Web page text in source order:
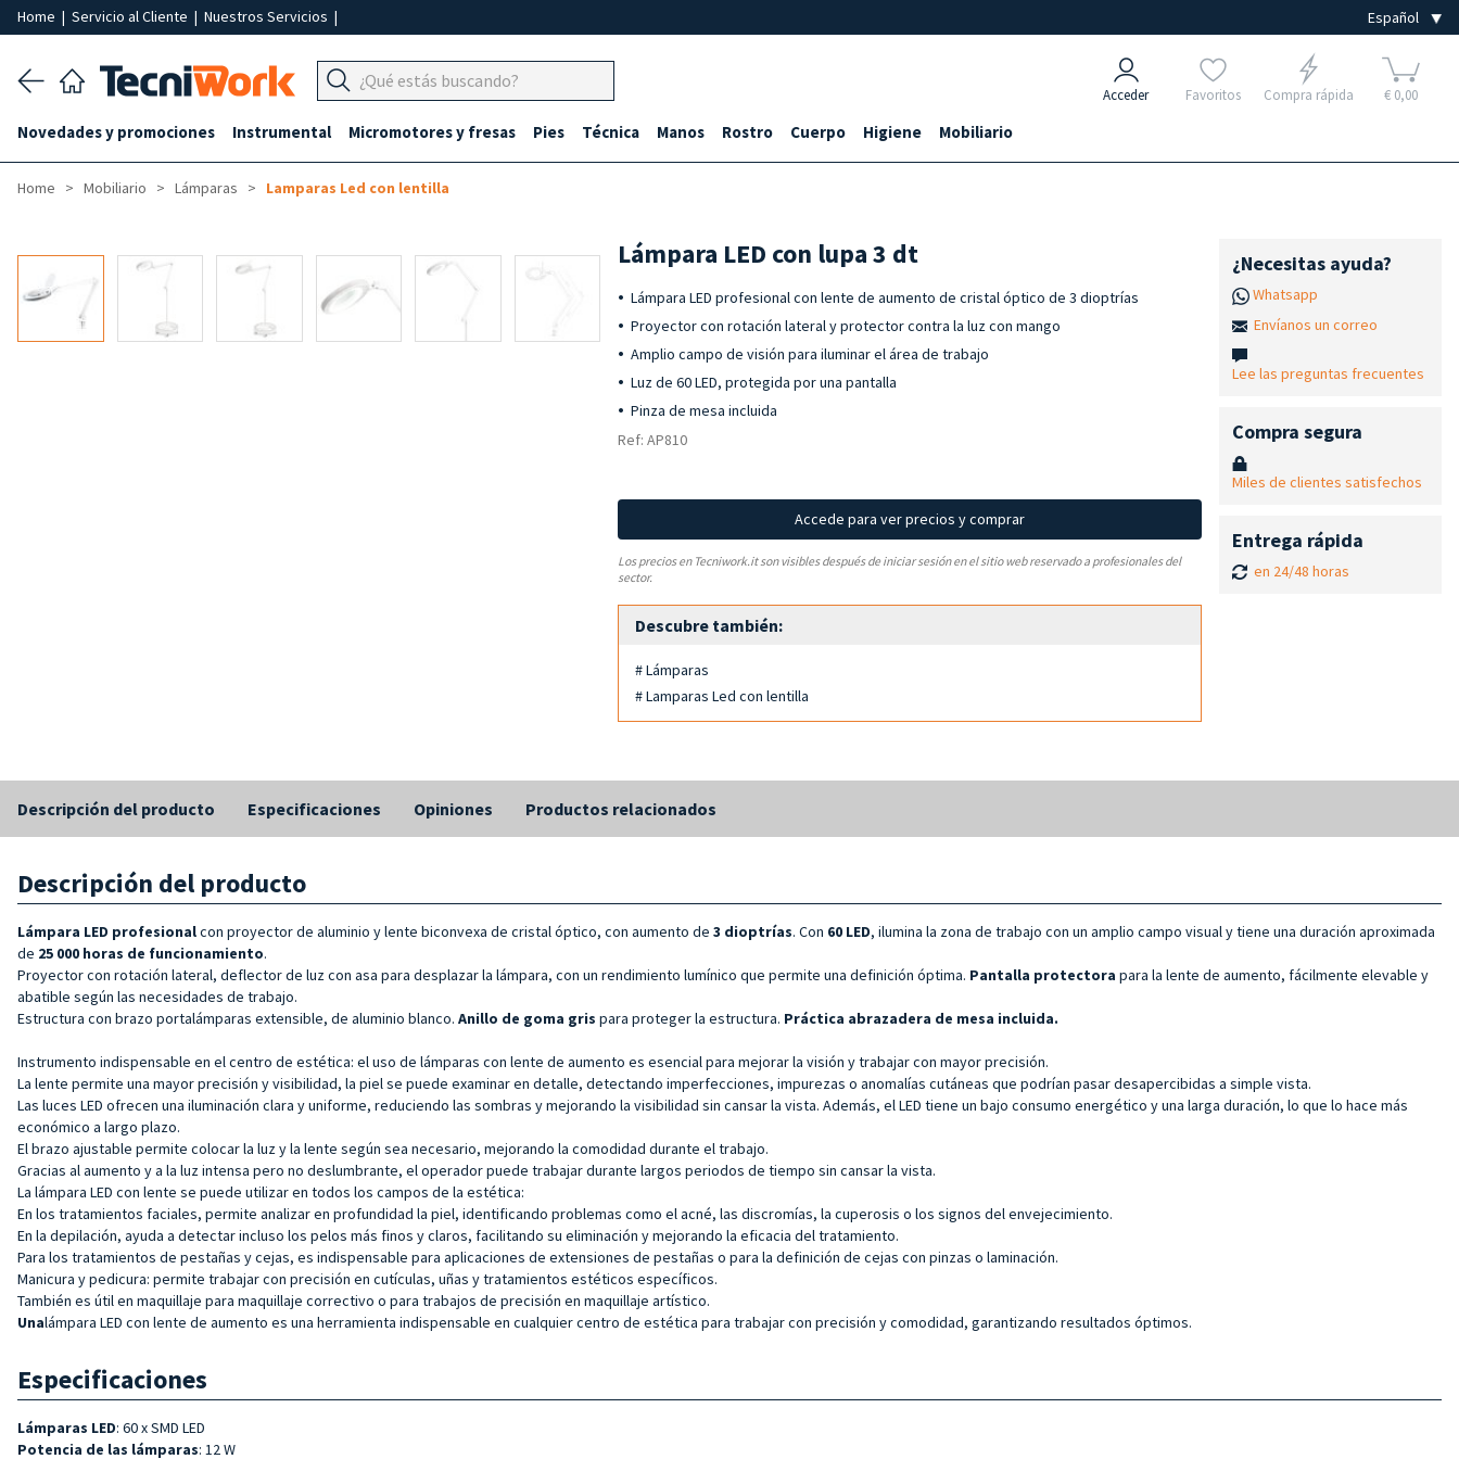
Home | Servicio al Cliente | Nuestros Servicios |
Acceder Favoritos Compra rápida € 0,00
Novedades y promociones Instrumental Micromotores y fresas Pies Técnica Manos Rostro Cuerpo Higiene Mobiliario
Home Mobiliario Lámparas Lamparas Led con lentilla
Lámpara LED con lupa 3 dt
Lámpara LED profesional con lente de aumento de cristal óptico de 3 dioptrías
Proyector con rotación lateral y protector contra la luz con mango
Amplio campo de visión para iluminar el área de trabajo
Luz de 60 LED, protegida por una pantalla
Pinza de mesa incluida
Ref: AP810
Accede para ver precios y comprar
Los precios en Tecniwork.it son visibles después de iniciar sesión en el sitio web reservado a profesionales del
sector.
Descubre también:
# Lámparas
# Lamparas Led con lentilla
¿Necesitas ayuda?
Whatsapp
Envíanos un correo
Lee las preguntas frecuentes
Compra segura
Miles de clientes satisfechos
Entrega rápida
en 24/48 horas
Descripción del producto Especificaciones Opiniones Productos relacionados
Descripción del producto
Lámpara LED profesionalcon proyector de aluminio y lente biconvexa de cristal óptico, con aumento de 3 dioptrías. Con 60 LED, ilumina la zona de trabajo con un amplio campo visual y tiene una duración aproximada
de 25 000 horas de funcionamiento.
Proyector con rotación lateral, deflector de luz con asa para desplazar la lámpara, con un rendimiento lumínico que permite una definición óptima. Pantalla protectora para la lente de aumento, fácilmente elevable y
abatible según las necesidades de trabajo.
Estructura con brazo portalámparas extensible, de aluminio blanco. Anillo de goma gris para proteger la estructura. Práctica abrazadera de mesa incluida.
Instrumento indispensable en el centro de estética: el uso de lámparas con lente de aumento es esencial para mejorar la visión y trabajar con mayor precisión.
La lente permite una mayor precisión y visibilidad, la piel se puede examinar en detalle, detectando imperfecciones, impurezas o anomalías cutáneas que podrían pasar desapercibidas a simple vista.
Las luces LED ofrecen una iluminación clara y uniforme, reduciendo las sombras y mejorando la visibilidad sin cansar la vista. Además, el LED tiene un bajo consumo energético y una larga duración, lo que lo hace más
económico a largo plazo.
El brazo ajustable permite colocar la luz y la lente según sea necesario, mejorando la comodidad durante el trabajo.
Gracias al aumento y a la luz intensa pero no deslumbrante, el operador puede trabajar durante largos periodos de tiempo sin cansar la vista.
La lámpara LED con lente se puede utilizar en todos los campos de la estética:
En los tratamientos faciales, permite analizar en profundidad la piel, identificando problemas como el acné, las discromías, la cuperosis o los signos del envejecimiento.
En la depilación, ayuda a detectar incluso los pelos más finos y claros, facilitando su eliminación y mejorando la eficacia del tratamiento.
Para los tratamientos de pestañas y cejas, es indispensable para aplicaciones de extensiones de pestañas o para la definición de cejas con pinzas o laminación.
Manicura y pedicura: permite trabajar con precisión en cutículas, uñas y tratamientos estéticos específicos.
También es útil en maquillaje para maquillaje correctivo o para trabajos de precisión en maquillaje artístico.
Unalámpara LED con lente de aumento es una herramienta indispensable en cualquier centro de estética para trabajar con precisión y comodidad, garantizando resultados óptimos.
Especificaciones
Lámparas LED: 60 x SMD LED
Potencia de las lámparas: 12 W